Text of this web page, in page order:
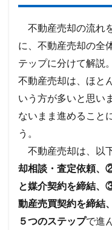
不動産売却の流れ
に、不動産売却の全
テップに分けて解説。
不動産売却は、ほと
いう方が多いと思い
ないまま進めること
う。
不動産売却は、以
却相談・査定依頼、
と媒介契約を締結
動産売買契約を締結
５つのステップで進